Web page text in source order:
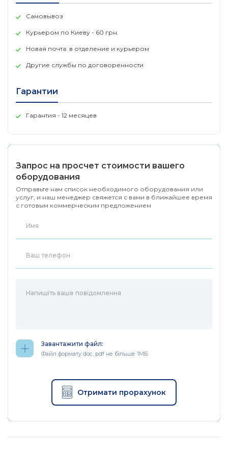
Метод коммутации
Store-and-forward
Таблица MAC-адресов
Изучение MAC-адресов
Максимальная скорость пересылки пакетов размером
64 байта
Память буфера пакетов
Самовывоз
Курьером по Киеву - 60 грн.
Новая почта: в отделение и курьером
Другие службы по договоренности
Гарантии
Гарантия - 12 месяцев
Запрос на просчет стоимости вашего
оборудования
Отправьте нам список необходимого оборудования или
услуг, и наш менеджер свяжется с вами в ближайшее время
с готовым коммерческим предложением
Файл формату doc, pdf не більше 1МБ
Завантажити файл:
Отримати прорахунок